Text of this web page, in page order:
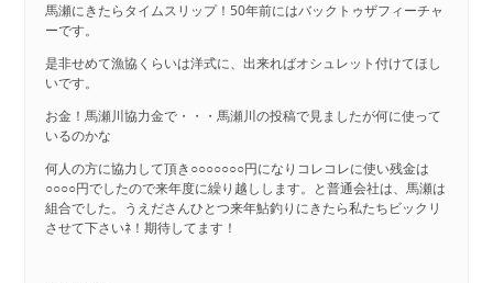
馬瀬にきたらタイムスリップ！50年前にはバックトゥザフィーチャ
ーです。
是非せめて漁協くらいは洋式に、出来ればオシュレット付けてほし
いです。
お金！馬瀬川協力金で・・・馬瀬川の投稿で見ましたが何に使って
いるのかな
何人の方に協力して頂き○○○○○○○円になりコレコレに使い残金は
○○○○円でしたので来年度に繰り越しします。と普通会社は、馬瀬は
組合でした。うえださんひとつ来年鮎釣りにきたら私たちビックリ
させて下さいﾈ！期待してます！